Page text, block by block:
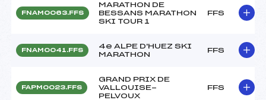
FNAM0063.FFS
MARATHON DE
BESSANS MARATHON
SKI TOUR 1
FFS
FNAM0041.FFS
4e ALPE D'HUEZ SKI
MARATHON
FFS
FAPM0023.FFS
GRAND PRIX DE
VALLOUISE-
PELVOUX
FFS